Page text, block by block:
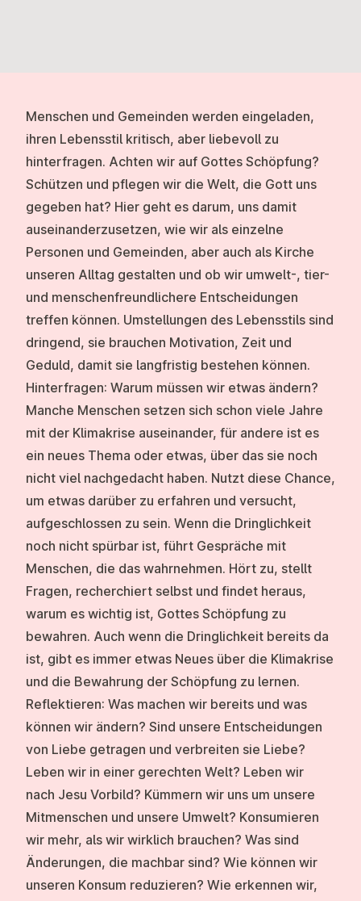
Menschen und Gemeinden werden eingeladen,
ihren Lebensstil kritisch, aber liebevoll zu
hinterfragen. Achten wir auf Gottes Schöpfung?
Schützen und pflegen wir die Welt, die Gott uns
gegeben hat? Hier geht es darum, uns damit
auseinanderzusetzen, wie wir als einzelne
Personen und Gemeinden, aber auch als Kirche
unseren Alltag gestalten und ob wir umwelt-, tier-
und menschenfreundlichere Entscheidungen
treffen können. Umstellungen des Lebensstils sind
dringend, sie brauchen Motivation, Zeit und
Geduld, damit sie langfristig bestehen können.
Hinterfragen: Warum müssen wir etwas ändern?
Manche Menschen setzen sich schon viele Jahre
mit der Klimakrise auseinander, für andere ist es
ein neues Thema oder etwas, über das sie noch
nicht viel nachgedacht haben. Nutzt diese Chance,
um etwas darüber zu erfahren und versucht,
aufgeschlossen zu sein. Wenn die Dringlichkeit
noch nicht spürbar ist, führt Gespräche mit
Menschen, die das wahrnehmen. Hört zu, stellt
Fragen, recherchiert selbst und findet heraus,
warum es wichtig ist, Gottes Schöpfung zu
bewahren. Auch wenn die Dringlichkeit bereits da
ist, gibt es immer etwas Neues über die Klimakrise
und die Bewahrung der Schöpfung zu lernen.
Reflektieren: Was machen wir bereits und was
können wir ändern? Sind unsere Entscheidungen
von Liebe getragen und verbreiten sie Liebe?
Leben wir in einer gerechten Welt? Leben wir
nach Jesu Vorbild? Kümmern wir uns um unsere
Mitmenschen und unsere Umwelt? Konsumieren
wir mehr, als wir wirklich brauchen? Was sind
Änderungen, die machbar sind? Wie können wir
unseren Konsum reduzieren? Wie erkennen wir,